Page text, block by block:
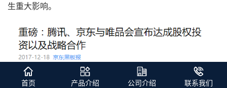
生重大影响。
首页 产品介绍 公司介绍 联系我们